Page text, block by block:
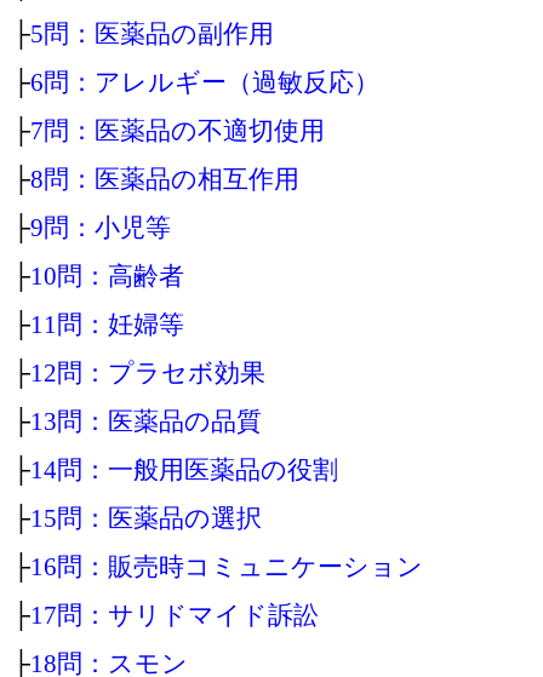
├5問：医薬品の副作用
├6問：アレルギー（過敏反応）
├7問：医薬品の不適切使用
├8問：医薬品の相互作用
├9問：小児等
├10問：高齢者
├11問：妊婦等
├12問：プラセボ効果
├13問：医薬品の品質
├14問：一般用医薬品の役割
├15問：医薬品の選択
├16問：販売時コミュニケーション
├17問：サリドマイド訴訟
├18問：スモン